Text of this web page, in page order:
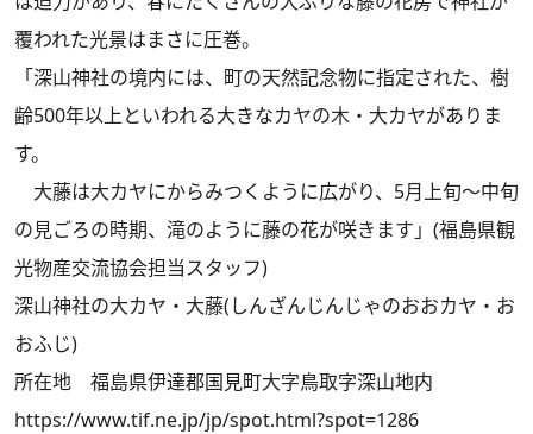
覆われた光景はまさに圧巻。
「深山神社の境内には、町の天然記念物に指定された、樹
齢500年以上といわれる大きなカヤの木・大カヤがありま
す。
大藤は大カヤにからみつくように広がり、5月上旬～中旬
の見ごろの時期、滝のように藤の花が咲きます」(福島県観
光物産交流協会担当スタッフ)
深山神社の大カヤ・大藤(しんざんじんじゃのおおカヤ・お
おふじ)
所在地 福島県伊達郡国見町大字鳥取字深山地内
https://www.tif.ne.jp/jp/spot.html?spot=1286